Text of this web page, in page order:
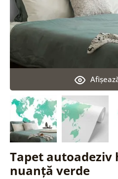
Tapet
nuanță verde